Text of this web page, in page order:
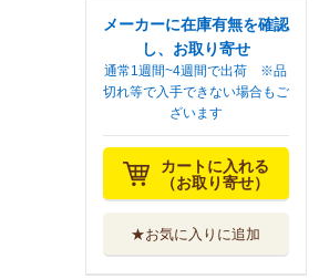
メーカーに在庫有無を確認
し、お取り寄せ
通常1週間~4週間で出荷 ※品
切れ等で入手できない場合もご
ざいます
カートに入れる
（お取り寄せ）
★お気に入りに追加